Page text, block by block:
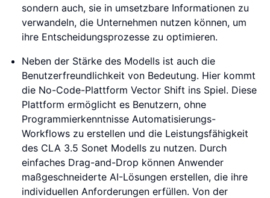
sondern auch, sie in umsetzbare Informationen zu
verwandeln, die Unternehmen nutzen können, um
ihre Entscheidungsprozesse zu optimieren.
Neben der Stärke des Modells ist auch die
Benutzerfreundlichkeit von Bedeutung. Hier kommt
die No-Code-Plattform Vector Shift ins Spiel. Diese
Plattform ermöglicht es Benutzern, ohne
Programmierkenntnisse Automatisierungs-
Workflows zu erstellen und die Leistungsfähigkeit
des CLA 3.5 Sonet Modells zu nutzen. Durch
einfaches Drag-and-Drop können Anwender
maßgeschneiderte AI-Lösungen erstellen, die ihre
individuellen Anforderungen erfüllen. Von der